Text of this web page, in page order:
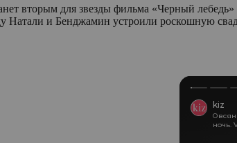
вторым для звезды фильма «Черный
Натали и Бенджамин устроили роскошную